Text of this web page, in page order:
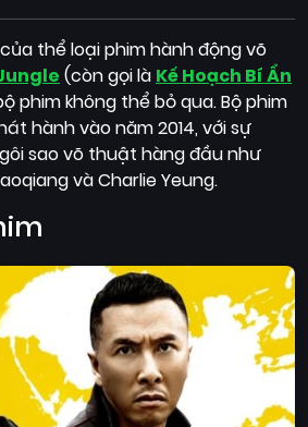
thể loại phim hành động võ
(còn gọi là Kế Hoạch Bí Ẩn
phim không thể bỏ qua. Bộ phim
hành vào năm 2014, với sự
sao võ thuật hàng đầu như
và Charlie Yeung.